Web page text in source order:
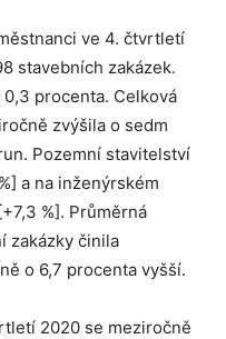
ve 4. čtvrtletí
stavebních zakázek.
procenta. Celková
zvýšila o sedm
Pozemní stavitelství
a na inženýrském
%]. Průměrná
zakázky činila
o 6,7 procenta vyšší.
2020 se meziročně